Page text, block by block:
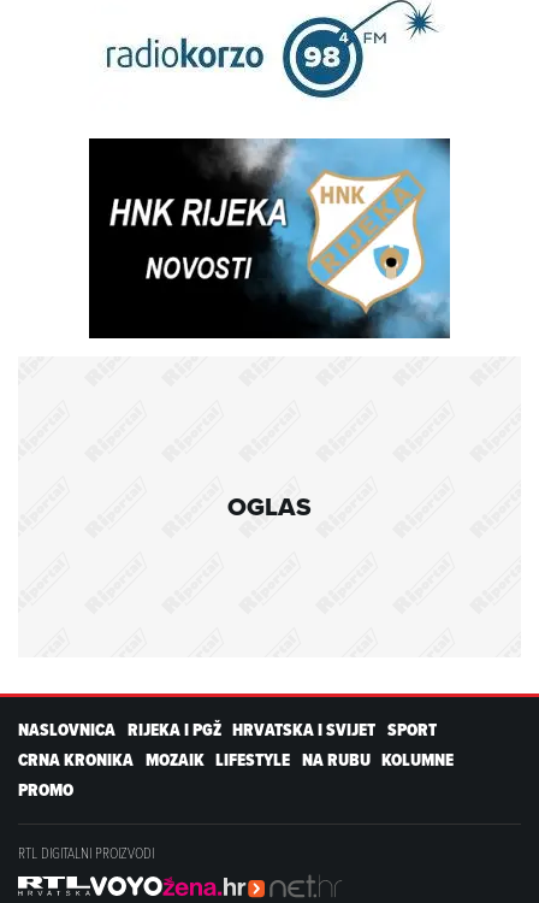
OGLAS
NASLOVNICA RIJEKA I PGŽ HRVATSKA I SVIJET SPORT
CRNA KRONIKA MOZAIK LIFESTYLE NA RUBU KOLUMNE
PROMO
RTL DIGITALNI PROIZVODI